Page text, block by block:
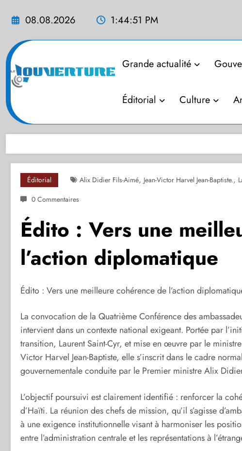
08.08.2026 1:44:52 PM
Grande actualité
Éditorial Culture
Éditorial Alix Didier Fils-Aimé, Jean-Victor Harvel Jean-Baptiste.,
0 Commentaires
Édito : Vers une
l’action diplomatique
Édito : Vers une meilleure cohérence de l’action
La convocation de la Quatrième Conférence des
intervient dans un contexte national exigeant. Portée par
transition, Laurent Saint-Cyr, et mise en œuvre par le
Victor Harvel Jean-Baptiste, elle s’inscrit dans le cadre
gouvernementale conduite par le Premier ministre Alix
L’objectif poursuivi est clairement identifié : renforcer la
d’Haïti. La réunion des chefs de mission, qu’il s’agisse
à une exigence institutionnelle visant à harmoniser les
entre l’administration centrale et les représentations à